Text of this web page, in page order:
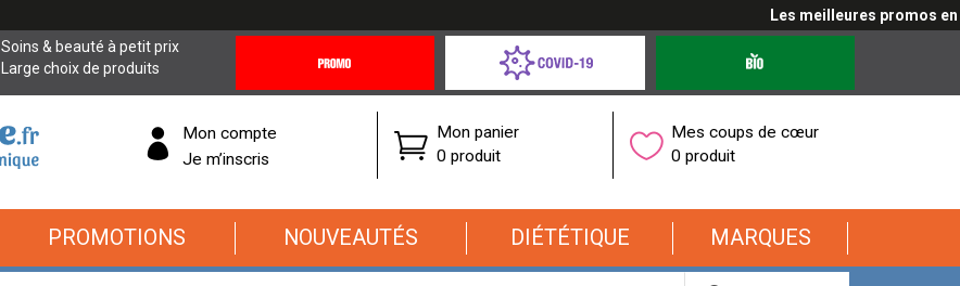
Les meilleures promos en
Soins & beauté à petit prix
Large choix de produits
Offres
Coronavirus
Mon compte
Je m’inscris
Mon panier
0 produit
Mes coups de cœur
0 produit
PROMOTIONS NOUVEAUTÉS DIÉTÉTIQUE MARQUES